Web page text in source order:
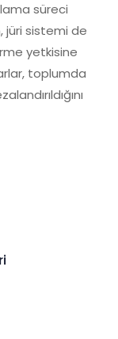
süreci
jüri sistemi de
yetkisine
toplumda